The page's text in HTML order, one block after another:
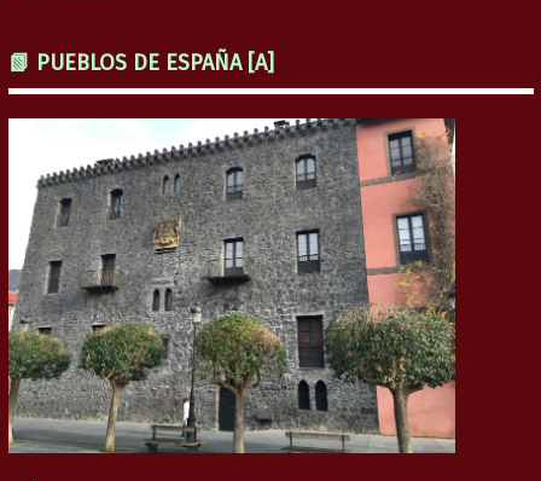
📗 PUEBLOS DE ESPAÑA [A]